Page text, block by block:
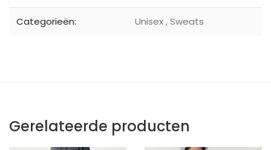
Categorieën: Unisex,Sweats
Gerelateerde producten